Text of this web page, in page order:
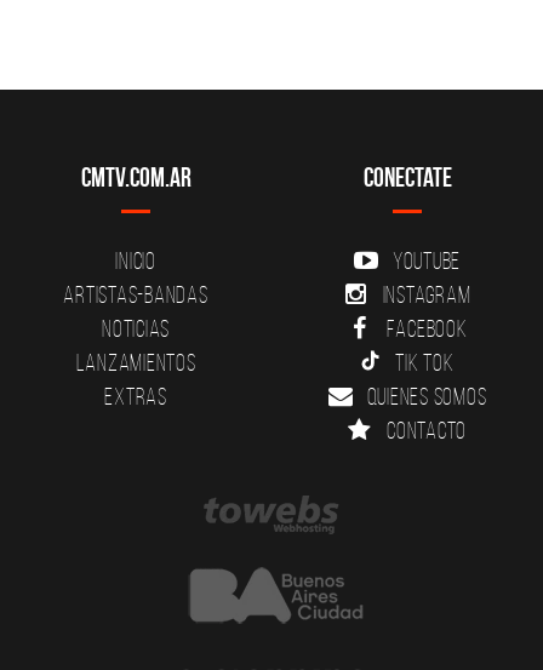
CMTV.com.ar
Inicio
Artistas-Bandas
Noticias
Lanzamientos
Extras
Conectate
YouTube
Instagram
Facebook
Tik Tok
Quienes somos
Contacto